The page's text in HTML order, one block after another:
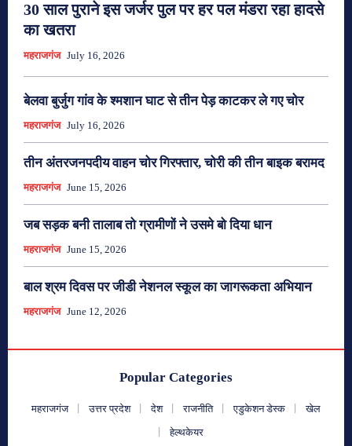
30 साल पुराने इस जर्जर पुल पर हर पल मंडरा रहा हादसे
का खतरा
महराजगंज July 16, 2026
बेलवा बुर्जुग गांव के श्मशान घाट से तीन पेड़ काटकर ले गए चोर
महराजगंज July 16, 2026
तीन अंतरजनपदीय वाहन चोर गिरफ्तार, चोरी की तीन बाइक बरामद
महराजगंज June 15, 2026
जब सड़क बनी तालाब तो ग्रामीणों ने उसमे बो दिया धान
महराजगंज June 15, 2026
बाल श्रम दिवस पर जीडी नेशनल स्कूल का जागरूकता अभियान
महराजगंज June 12, 2026
Popular Categories
महराजगंज उत्तर प्रदेश देश राजनीति एडुकेशन डेस्क
खेल
हेल्थकेयर